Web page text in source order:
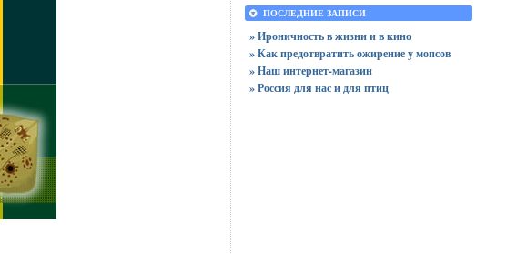
ПОСЛЕДНИЕ ЗАПИСИ
» Ироничность в жизни и в кино
» Как предотвратить ожирение у мопсов
» Наш интернет-магазин
» Россия для нас и для птиц